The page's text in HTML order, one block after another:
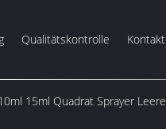
Qualitätskontrolle
15ml Quadrat Sprayer